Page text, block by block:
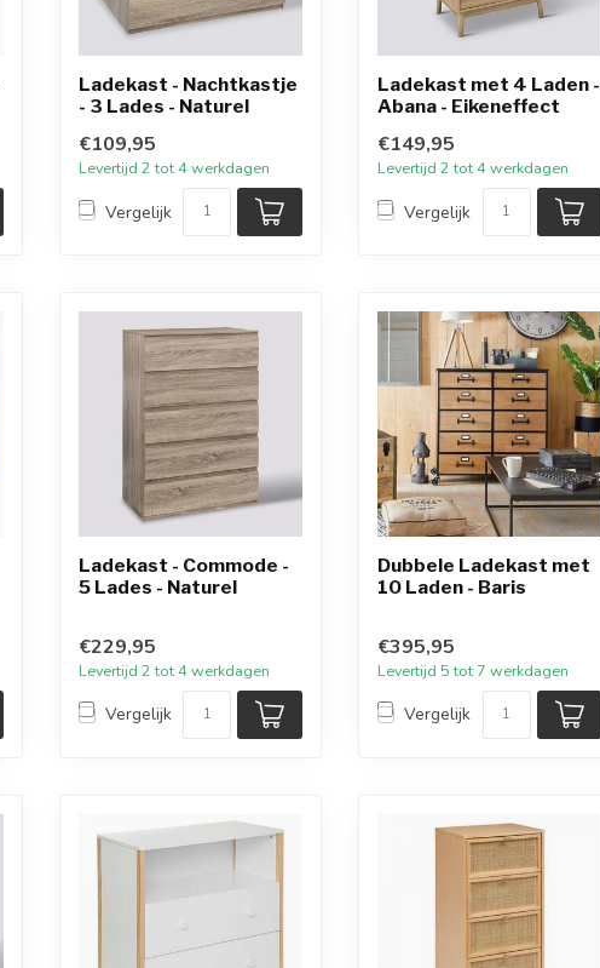
Ladekast - Nachtkastje
- 3 Lades - Naturel
€109,95
Levertijd 2 tot 4 werkdagen
Vergelijk
Ladekast met 4 Laden -
Abana - Eikeneffect
€149,95
Levertijd 2 tot 4 werkdagen
Vergelijk
Ladekast - Commode -
5 Lades - Naturel
€229,95
Levertijd 2 tot 4 werkdagen
Vergelijk
Dubbele Ladekast met
10 Laden - Baris
€395,95
Levertijd 5 tot 7 werkdagen
Vergelijk